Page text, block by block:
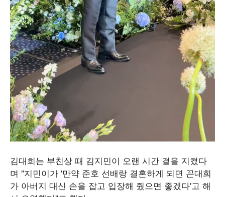
김대희는 부친상 때 김지민이 오랜 시간 곁을 지켰다
며 "지민이가 '만약 준호 선배랑 결혼하게 되면 꼰대희
가 아버지 대신 손을 잡고 입장해 줬으면 좋겠다'고 해